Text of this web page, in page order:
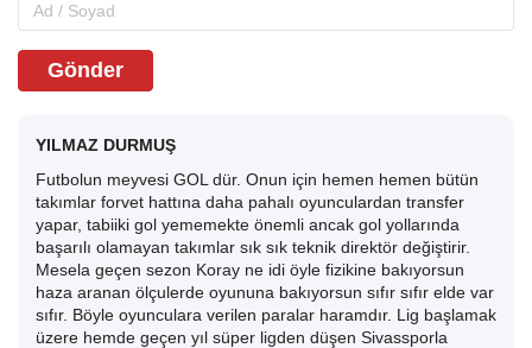
Gönder
YILMAZ DURMUŞ
Futbolun meyvesi GOL dür. Onun için hemen hemen bütün
takımlar forvet hattına daha pahalı oyunculardan transfer
yapar, tabiiki gol yememekte önemli ancak gol yollarında
başarılı olamayan takımlar sık sık teknik direktör değiştirir.
Mesela geçen sezon Koray ne idi öyle fizikine bakıyorsun
haza aranan ölçulerde oyununa bakıyorsun sıfır sıfır elde var
sıfır. Böyle oyunculara verilen paralar haramdır. Lig başlamak
üzere hemde geçen yıl süper ligden düşen Sivassporla